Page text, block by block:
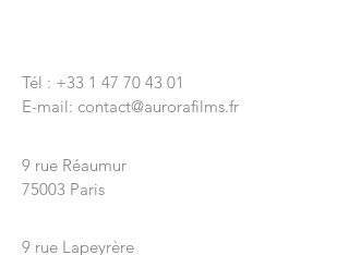
Tél : +33 1 47 70 43 01
E-mail: contact@aurorafilms.fr
9 rue Réaumur
75003 Paris
9 rue Lapeyrère